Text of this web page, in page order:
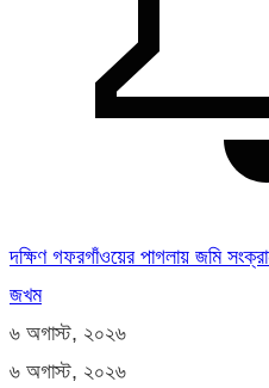
দক্ষিণ গফরগাঁওয়ের পাগলায় জমি
জখম
৬ অগাস্ট, ২০২৬
৬ অগাস্ট, ২০২৬